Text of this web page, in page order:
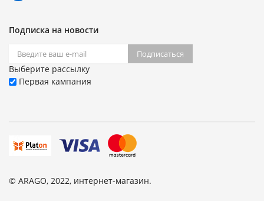
Подписка на новости
Подписаться
Выберите рассылку
Первая кампания
© ARAGO, 2022, интернет-магазин.